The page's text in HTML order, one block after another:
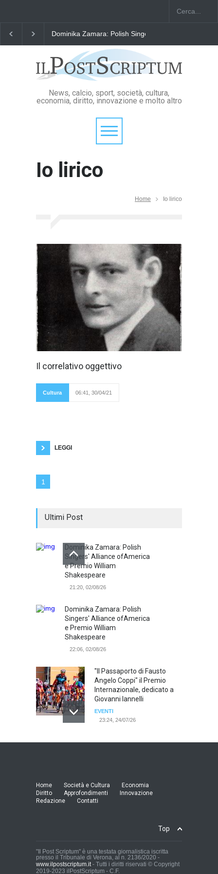
Dominika Zamara: Polish Singers' Alliance ofAmerica
News, calcio, sport, società, cultura,
economia, diritto, innovazione e molto altro
Io lirico
Home Io lirico
Il correlativo oggettivo
Cultura 06:41, 30/04/21
LEGGI
1
Ultimi Post
Dominika Zamara: Polish
Singers' Alliance ofAmerica
e Premio William
Shakespeare
21:20, 02/08/26
Dominika Zamara: Polish
Singers' Alliance ofAmerica
e Premio William
Shakespeare
22:06, 02/08/26
"Il Passaporto di Fausto
Angelo Coppi" il Premio
Internazionale, dedicato a
Giovanni Iannelli
EVENTI
23:24, 24/07/26
RIMINI, PRIMO CONVEGNO
EVENTI
19:44, 24/07/26
accordo raggiunto tra
Sofia - Cervello” e le
organizzazioni sindacali
della dirigenza sanitaria.
Home Società e Cultura
Economia
Diritto
Approfondimenti
Innovazione
Redazione
Contatti
Top
"Il Post Scriptum" è una testata giornalistica iscritta
presso il Tribunale di Verona, al n. 2136/2020 -
www.ilpostscriptum.it- Tutti i diritti riservati © Copyright
2019-2023 ilPostScriptum - C.F.